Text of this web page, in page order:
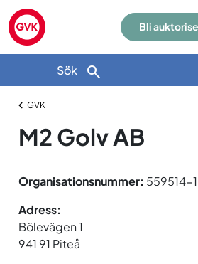
Bli
Sök
GVK
M2 Golv AB
Organisationsnummer: 559514-
Adress:
Bölevägen 1
941 91 Piteå